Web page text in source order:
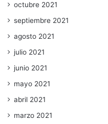
octubre 2021
septiembre 2021
agosto 2021
julio 2021
junio 2021
mayo 2021
abril 2021
marzo 2021